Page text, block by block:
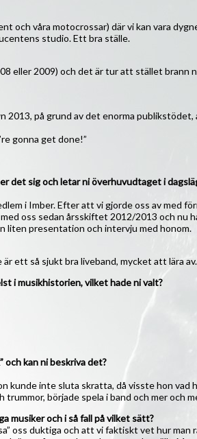
och våra motocrossar) där vi kan vara
studio. Ett bra ställe.
eller 2009) och det är tur att stället
på grund av det enorma
gonna get done!”
det sig och letar ni överhuvudtaget i
i Imber. Efter att vi gjorde oss av
oss sedan årsskiftet 2012/2013 och
liten presentation och intervju med honom.
ett så sjukt bra liveband, mycket att lära av.
i musikhistorien, vilket hade ni valt?
och kan ni beskriva det?
kunde inte sluta skratta, då visste hon vad
började spela i band och mer och
musiker och i så fall på vilket sätt?
oss duktiga och att vi faktiskt vet hur